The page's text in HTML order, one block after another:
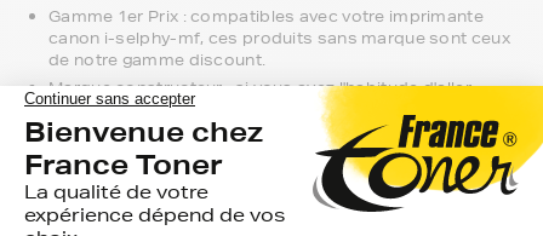
Gamme 1er Prix : compatibles avec votre imprimante
canon i-selphy-mf, ces produits sans marque sont ceux
de notre gamme discount.
Marque constructeur : si vous avez l'habitude d'aller
chercher vos toners canon i-selphy-mf en magasin,
gagnez du temps en vous faisant livrer directement chez
Si vous avez la moindre question sur la